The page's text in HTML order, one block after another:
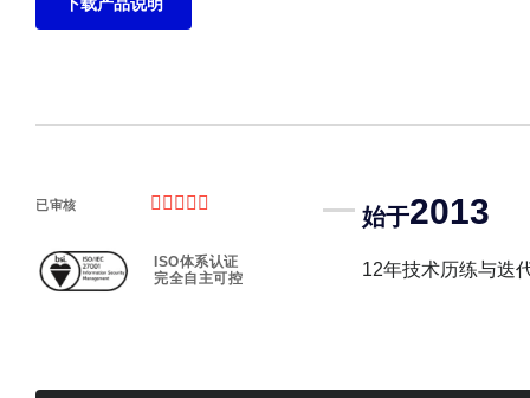
已审核     
ISO体系认证
完全自主可控
始于2013
12年技术历练与迭